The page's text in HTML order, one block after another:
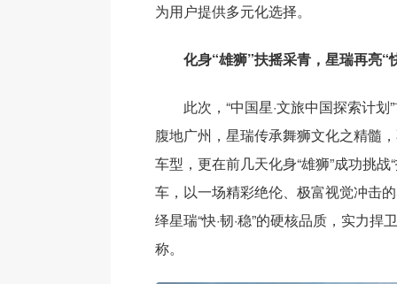
为用户提供多元化选择。
化身“雄狮”扶摇采青，星瑞再亮“
此次，“中国星·文旅中国探索计
腹地广州，星瑞传承舞狮文化之精髓
车型，更在前几天化身“雄狮”成功挑战
车，以一场精彩绝伦、极富视觉冲击
绎星瑞“快·韧·稳”的硬核品质，实力捍
称。